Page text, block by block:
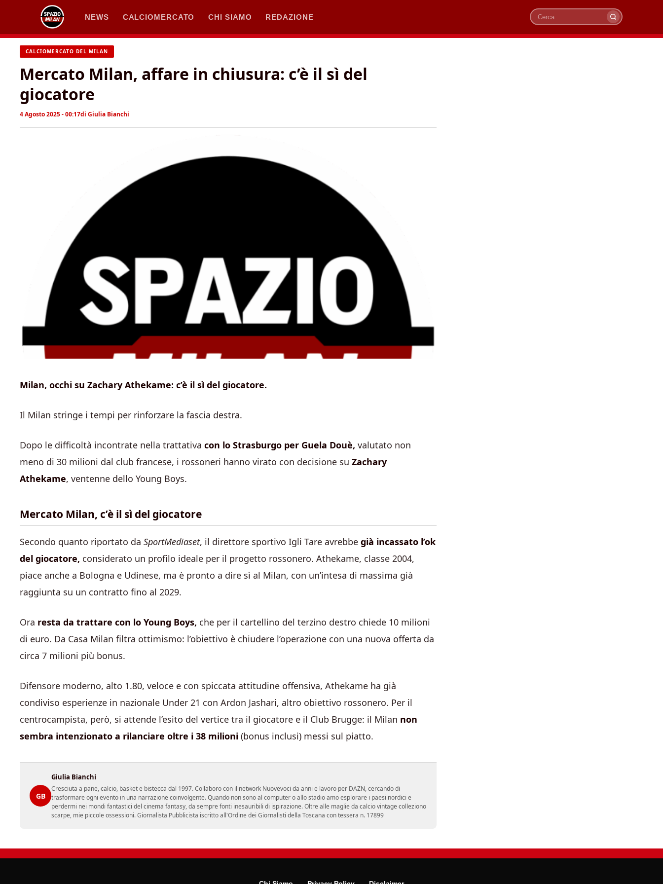
contenuto
NEWS CALCIOMERCATO CHI SIAMO REDAZIONE
Cerca
CALCIOMERCATO DEL MILAN
Mercato Milan, affare in chiusura: c’è il sì del
giocatore
4 Agosto 2025 - 00:17di Giulia Bianchi
Milan, occhi su Zachary Athekame: c’è il sì del giocatore.
Il Milan stringe i tempi per rinforzare la fascia destra.
Dopo le difficoltà incontrate nella trattativa con lo Strasburgo per Guela Douè, valutato non
meno di 30 milioni dal club francese, i rossoneri hanno virato con decisione su Zachary
Athekame, ventenne dello Young Boys.
Mercato Milan, c’è il sì del giocatore
Secondo quanto riportato da SportMediaset, il direttore sportivo Igli Tare avrebbe già incassato l’ok
del giocatore, considerato un profilo ideale per il progetto rossonero. Athekame, classe 2004,
piace anche a Bologna e Udinese, ma è pronto a dire sì al Milan, con un’intesa di massima già
raggiunta su un contratto fino al 2029.
Ora resta da trattare con lo Young Boys, che per il cartellino del terzino destro chiede 10 milioni
di euro. Da Casa Milan filtra ottimismo: l’obiettivo è chiudere l’operazione con una nuova offerta da
circa 7 milioni più bonus.
Difensore moderno, alto 1.80, veloce e con spiccata attitudine offensiva, Athekame ha già
condiviso esperienze in nazionale Under 21 con Ardon Jashari, altro obiettivo rossonero. Per il
centrocampista, però, si attende l’esito del vertice tra il giocatore e il Club Brugge: il Milan non
sembra intenzionato a rilanciare oltre i 38 milioni (bonus inclusi) messi sul piatto.
GB
Giulia Bianchi
Cresciuta a pane, calcio, basket e bistecca dal 1997. Collaboro con il network Nuovevoci da anni e lavoro per DAZN, cercando di
trasformare ogni evento in una narrazione coinvolgente. Quando non sono al computer o allo stadio amo esplorare i paesi nordici e
perdermi nei mondi fantastici del cinema fantasy, da sempre fonti inesauribili di ispirazione. Oltre alle maglie da calcio vintage colleziono
scarpe, mie piccole ossessioni. Giornalista Pubblicista iscritto all'Ordine dei Giornalisti della Toscana con tessera n. 17899